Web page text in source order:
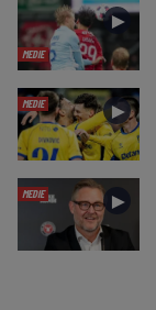
MEDIE
►
MEDIE ►
MEDIE ►